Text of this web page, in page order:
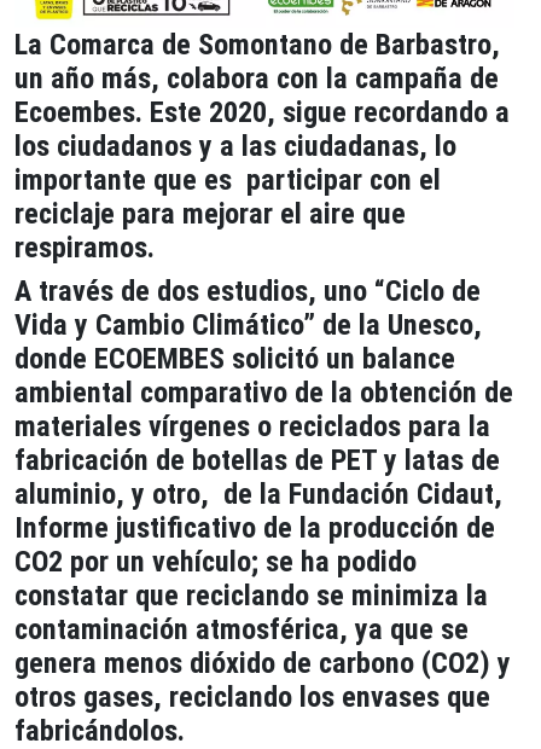
La Comarca de Somontano de Barbastro,
un año más, colabora con la campaña de
Ecoembes. Este 2020, sigue recordando a
los ciudadanos y a las ciudadanas, lo
importante que es participar con el
reciclaje para mejorar el aire que
respiramos.
A través de dos estudios, uno “Ciclo de
Vida y Cambio Climático” de la Unesco,
donde ECOEMBES solicitó un balance
ambiental comparativo de la obtención de
materiales vírgenes o reciclados para la
fabricación de botellas de PET y latas de
aluminio, y otro, de la Fundación Cidaut,
Informe justificativo de la producción de
CO2 por un vehículo; se ha podido
constatar que reciclando se minimiza la
contaminación atmosférica, ya que se
genera menos dióxido de carbono (CO2) y
otros gases, reciclando los envases que
fabricándolos.